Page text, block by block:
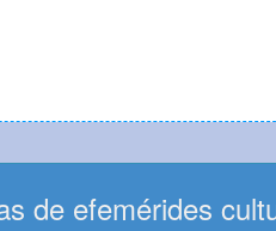
de efemérides